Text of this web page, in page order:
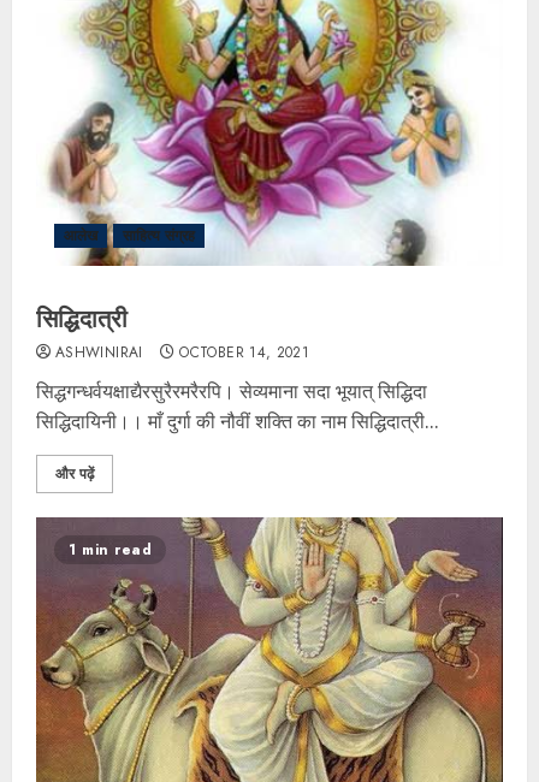
आलेख साहित्य संग्रह
सिद्धिदात्री
ASHWINIRAI OCTOBER 14, 2021
सिद्धगन्धर्वयक्षाद्यैरसुरैरमरैरपि। सेव्यमाना सदा भूयात् सिद्धिदा
सिद्धिदायिनी।। माँ दुर्गा की नौवीं शक्ति का नाम सिद्धिदात्री...
और पढ़ें
1 min read